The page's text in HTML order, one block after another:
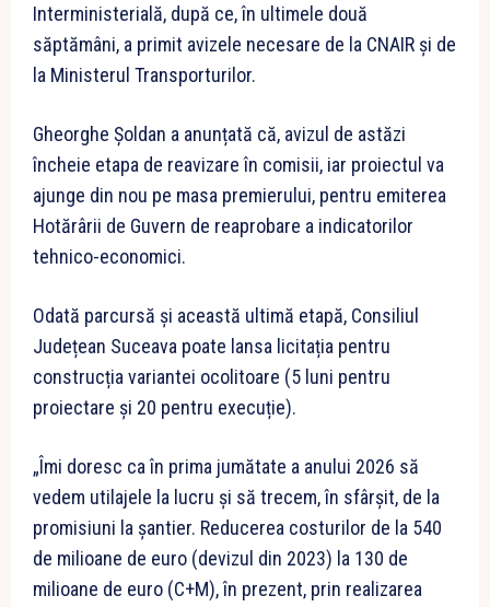
Interministerială, după ce, în ultimele două
săptămâni, a primit avizele necesare de la CNAIR și de
la Ministerul Transporturilor.
Gheorghe Șoldan a anunțată că, avizul de astăzi
încheie etapa de reavizare în comisii, iar proiectul va
ajunge din nou pe masa premierului, pentru emiterea
Hotărârii de Guvern de reaprobare a indicatorilor
tehnico-economici.
Odată parcursă și această ultimă etapă, Consiliul
Județean Suceava poate lansa licitația pentru
construcția variantei ocolitoare (5 luni pentru
proiectare și 20 pentru execuție).
„Îmi doresc ca în prima jumătate a anului 2026 să
vedem utilajele la lucru și să trecem, în sfârșit, de la
promisiuni la șantier. Reducerea costurilor de la 540
de milioane de euro (devizul din 2023) la 130 de
milioane de euro (C+M), în prezent, prin realizarea